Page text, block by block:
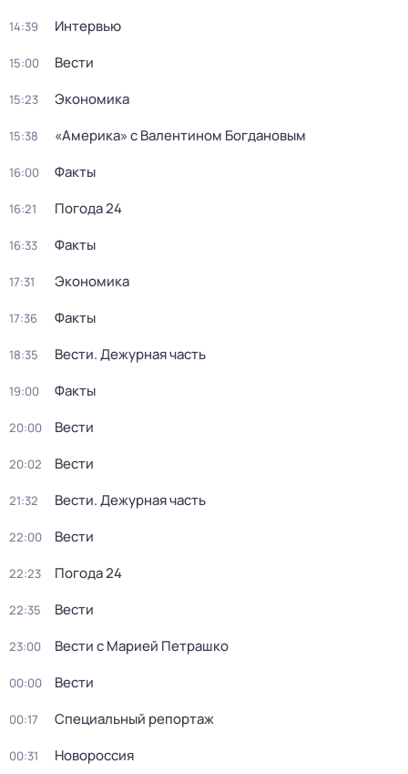
14:39 Интервью
15:00 Вести
15:23 Экономика
15:38 «Америка» с Валентином Богдановым
16:00 Факты
16:21 Погода 24
16:33 Факты
17:31 Экономика
17:36 Факты
18:35 Вести. Дежурная часть
19:00 Факты
20:00 Вести
20:02 Вести
21:32 Вести. Дежурная часть
22:00 Вести
22:23 Погода 24
22:35 Вести
23:00 Вести с Марией Петрашко
00:00 Вести
00:17 Специальный репортаж
00:31 Новороссия